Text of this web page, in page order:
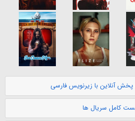
آنلاین با زیرنویس فارسی
کامل سریال ها